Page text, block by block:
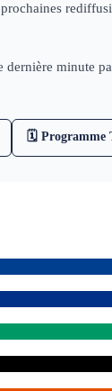
minute
🗓 Programme